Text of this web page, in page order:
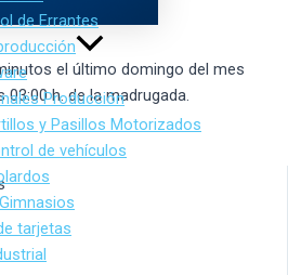
de Errantes
Producción
y Pasillos Motorizados
de vehículos
tarjetas
el último domingo del mes
h. de la madrugada.